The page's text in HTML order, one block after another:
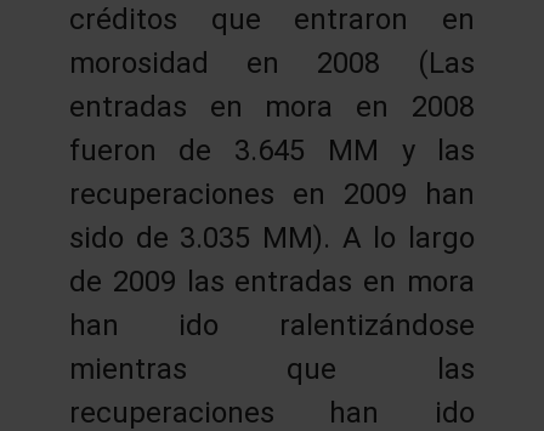
créditos que entraron en
morosidad en 2008 (Las
entradas en mora en 2008
fueron de 3.645 MM y las
recuperaciones en 2009 han
sido de 3.035 MM). A lo largo
de 2009 las entradas en mora
han ido ralentizándose
mientras que las
recuperaciones han ido